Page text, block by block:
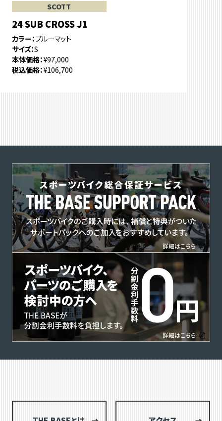
SCOTT
24 SUB CROSS J1
カラー ブルーマット
サイズ S
本体価格 ¥97,000
税込価格 ¥106,700